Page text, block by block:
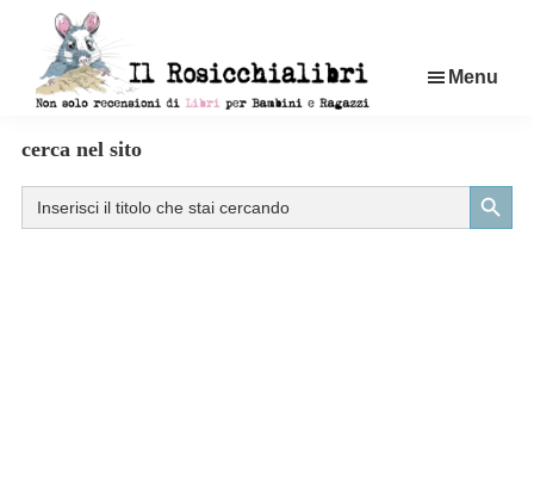
contenuto
di
libri
per
Menu
cerca nel sito
Search
for:
Search Button